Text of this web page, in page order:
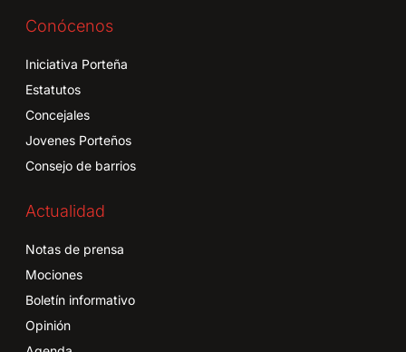
Conócenos
Iniciativa Porteña
Estatutos
Concejales
Jovenes Porteños
Consejo de barrios
Actualidad
Notas de prensa
Mociones
Boletín informativo
Opinión